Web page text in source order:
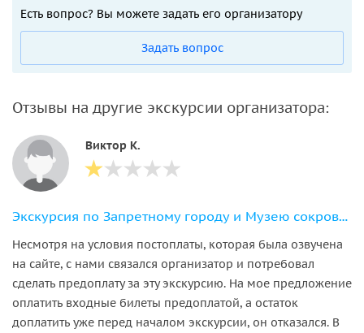
Есть вопрос? Вы можете задать его организатору
Задать вопрос
Отзывы на другие экскурсии организатора:
Виктор К.
Экскурсия по Запретному городу и Музею сокровищ в группе
Несмотря на условия постоплаты, которая была озвучена
на сайте, с нами связался организатор и потребовал
сделать предоплату за эту экскурсию. На мое предложение
оплатить входные билеты предоплатой, а остаток
доплатить уже перед началом экскурсии, он отказался. В